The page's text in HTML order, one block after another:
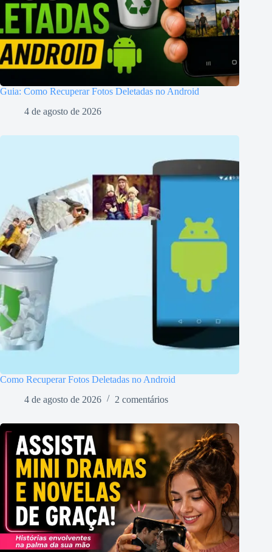
Guia: Como Recuperar Fotos Deletadas no Android
4 de agosto de 2026
Como Recuperar Fotos Deletadas no Android
4 de agosto de 2026
2 comentários